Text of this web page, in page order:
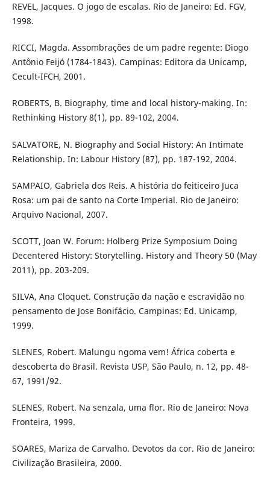
REVEL, Jacques. O jogo de escalas. Rio de Janeiro: Ed. FGV,
1998.
RICCI, Magda. Assombrações de um padre regente: Diogo
Antônio Feijó (1784-1843). Campinas: Editora da Unicamp,
Cecult-IFCH, 2001.
ROBERTS, B. Biography, time and local history-making. In:
Rethinking History 8(1), pp. 89-102, 2004.
SALVATORE, N. Biography and Social History: An Intimate
Relationship. In: Labour History (87), pp. 187-192, 2004.
SAMPAIO, Gabriela dos Reis. A história do feiticeiro Juca
Rosa: um pai de santo na Corte Imperial. Rio de Janeiro:
Arquivo Nacional, 2007.
SCOTT, Joan W. Forum: Holberg Prize Symposium Doing
Decentered History: Storytelling. History and Theory 50 (May
2011), pp. 203-209.
SILVA, Ana Cloquet. Construção da nação e escravidão no
pensamento de Jose Bonifácio. Campinas: Ed. Unicamp,
1999.
SLENES, Robert. Malungu ngoma vem! África coberta e
descoberta do Brasil. Revista USP, São Paulo, n. 12, pp. 48-
67, 1991/92.
SLENES, Robert. Na senzala, uma flor. Rio de Janeiro: Nova
Fronteira, 1999.
SOARES, Mariza de Carvalho. Devotos da cor. Rio de Janeiro:
Civilização Brasileira, 2000.